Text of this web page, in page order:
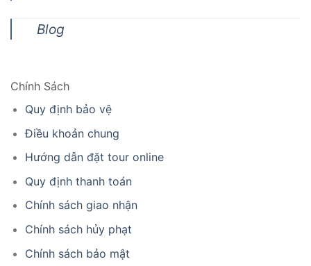
Blog
Chính Sách
Quy định bảo vệ
Điều khoản chung
Hướng dẫn đặt tour online
Quy định thanh toán
Chính sách giao nhận
Chính sách hủy phạt
Chính sách bảo mật